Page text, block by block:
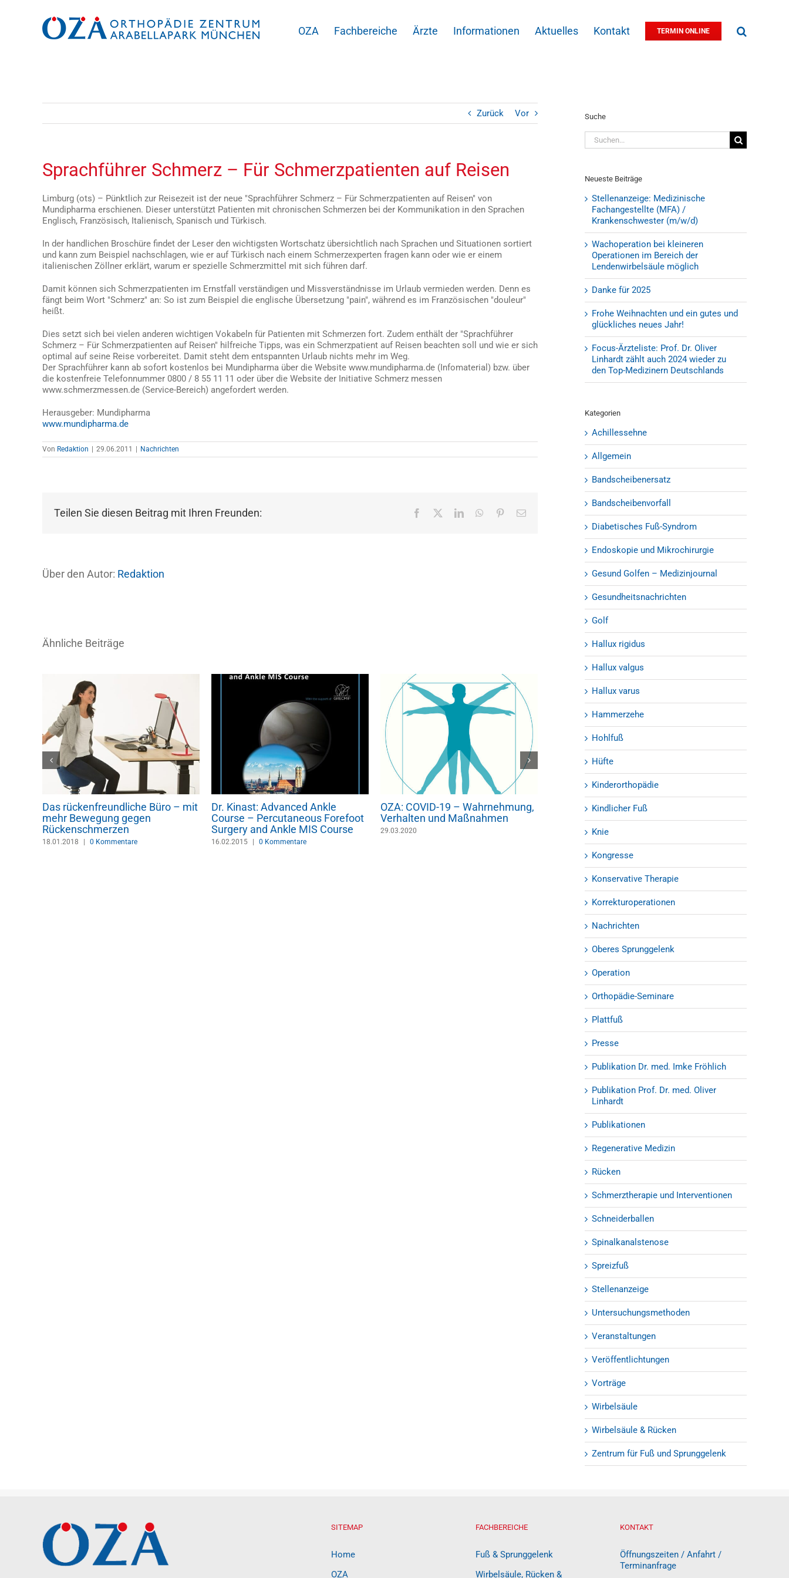
OZA Fachbereiche Ärzte Informationen Aktuelles Kontakt TERMIN ONLINE
Zurück Vor
Sprachführer Schmerz – Für Schmerzpatienten auf Reisen
Limburg (ots) – Pünktlich zur Reisezeit ist der neue "Sprachführer Schmerz – Für Schmerzpatienten auf Reisen" von
Mundipharma erschienen. Dieser unterstützt Patienten mit chronischen Schmerzen bei der Kommunikation in den Sprachen
Englisch, Französisch, Italienisch, Spanisch und Türkisch.
In der handlichen Broschüre findet der Leser den wichtigsten Wortschatz übersichtlich nach Sprachen und Situationen sortiert
und kann zum Beispiel nachschlagen, wie er auf Türkisch nach einem Schmerzexperten fragen kann oder wie er einem
italienischen Zöllner erklärt, warum er spezielle Schmerzmittel mit sich führen darf.
Damit können sich Schmerzpatienten im Ernstfall verständigen und Missverständnisse im Urlaub vermieden werden. Denn es
fängt beim Wort "Schmerz" an: So ist zum Beispiel die englische Übersetzung "pain", während es im Französischen "douleur"
heißt.
Dies setzt sich bei vielen anderen wichtigen Vokabeln für Patienten mit Schmerzen fort. Zudem enthält der "Sprachführer
Schmerz – Für Schmerzpatienten auf Reisen" hilfreiche Tipps, was ein Schmerzpatient auf Reisen beachten soll und wie er sich
optimal auf seine Reise vorbereitet. Damit steht dem entspannten Urlaub nichts mehr im Weg.
Der Sprachführer kann ab sofort kostenlos bei Mundipharma über die Website www.mundipharma.de (Infomaterial) bzw. über
die kostenfreie Telefonnummer 0800 / 8 55 11 11 oder über die Website der Initiative Schmerz messen
www.schmerzmessen.de (Service-Bereich) angefordert werden.
Herausgeber: Mundipharma
www.mundipharma.de
Von Redaktion | 29.06.2011 | Nachrichten
Teilen Sie diesen Beitrag mit Ihren Freunden: Facebook LinkedInWhatsApp
Pinterest
E-
Über den Autor: Redaktion
Ähnliche Beiträge
Das rückenfreundliche Büro – mit
mehr Bewegung gegen
Rückenschmerzen
18.01.2018 | 0 Kommentare
Dr. Kinast: Advanced Ankle
Course – Percutaneous Forefoot
Surgery and Ankle MIS Course
16.02.2015 | 0 Kommentare
OZA: COVID-19 – Wahrnehmung,
Verhalten und Maßnahmen
29.03.2020
OZA Update 2019 – Orthopädie-
Kolloquium
07.01.2019 | 0 Kommentare
Sprunggelenk
Suche
Suche
nach:
Neueste Beiträge
Stellenanzeige: Medizinische
Fachangestellte (MFA) /
Krankenschwester (m/w/d)
Wachoperation bei kleineren
Operationen im Bereich der
Lendenwirbelsäule möglich
Danke für 2025
Frohe Weihnachten und ein gutes und
glückliches neues Jahr!
Focus-Ärzteliste: Prof. Dr. Oliver
Linhardt zählt auch 2024 wieder zu
den Top-Medizinern Deutschlands
Kategorien
Achillessehne
Allgemein
Bandscheibenersatz
Bandscheibenvorfall
Diabetisches Fuß-Syndrom
Endoskopie und Mikrochirurgie
Gesund Golfen – Medizinjournal
Gesundheitsnachrichten
Golf
Hallux rigidus
Hallux valgus
Hallux varus
Hammerzehe
Hohlfuß
Hüfte
Kinderorthopädie
Kindlicher Fuß
Knie
Kongresse
Konservative Therapie
Korrekturoperationen
Nachrichten
Oberes Sprunggelenk
Operation
Orthopädie-Seminare
Plattfuß
Presse
Publikation Dr. med. Imke Fröhlich
Publikation Prof. Dr. med. Oliver
Linhardt
Publikationen
Regenerative Medizin
Rücken
Schmerztherapie und Interventionen
Schneiderballen
Spinalkanalstenose
Spreizfuß
Stellenanzeige
Untersuchungsmethoden
Veranstaltungen
Veröffentlichtungen
Vorträge
Wirbelsäule
Wirbelsäule & Rücken
Zentrum für Fuß und Sprunggelenk
SITEMAP
Home
OZA
FACHBEREICHE
Fuß & Sprunggelenk
Wirbelsäule, Rücken &
KONTAKT
Öffnungszeiten / Anfahrt /
Terminanfrage